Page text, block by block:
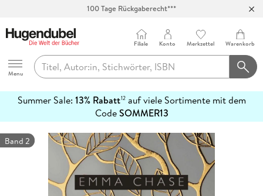
100 Tage Rückgaberecht***
Hugendubel
Menu
Filiale Konto Merkzettel Warenkorb
Summer Sale: 13% Rabatt12auf viele Sortimente mit dem
CodeSOMMER13
erfahren
Band 2